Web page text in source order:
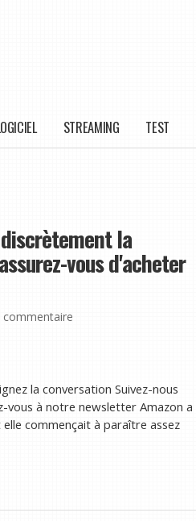
STREAMING TEST
la
vous d'acheter
commentaire
la conversation Suivez-nous
vous à notre newsletter Amazon a
commençait à paraître assez